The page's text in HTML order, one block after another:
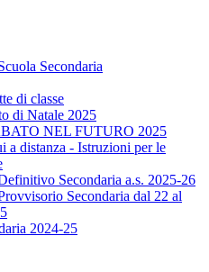
Secondaria
di classe
di Natale 2025
NEL FUTURO 2025
a distanza - Istruzioni per le
Secondaria a.s. 2025-26
Secondaria dal 22 al
2024-25